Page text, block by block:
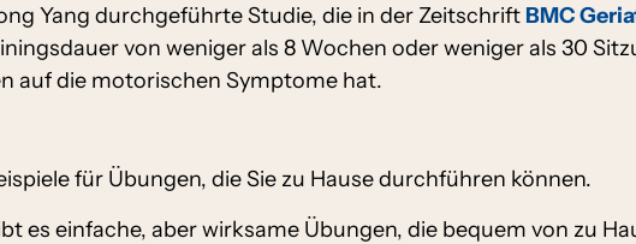
Yang durchgeführte Studie, die in der Zeitschrift BMC
von weniger als 8 Wochen oder weniger als 30
auf die motorischen Symptome hat.
für Übungen, die Sie zu Hause durchführen können.
es einfache, aber wirksame Übungen, die bequem von zu